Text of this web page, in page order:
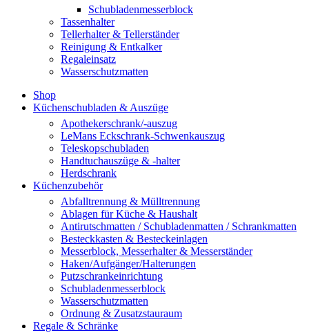
Schubladenmesserblock
Tassenhalter
Tellerhalter & Tellerständer
Reinigung & Entkalker
Regaleinsatz
Wasserschutzmatten
Shop
Küchenschubladen & Auszüge
Apothekerschrank/-auszug
LeMans Eckschrank-Schwenkauszug
Teleskopschubladen
Handtuchauszüge & -halter
Herdschrank
Küchenzubehör
Abfalltrennung & Mülltrennung
Ablagen für Küche & Haushalt
Antirutschmatten / Schubladenmatten / Schrankmatten
Besteckkasten & Besteckeinlagen
Messerblock, Messerhalter & Messerständer
Haken/Aufgänger/Halterungen
Putzschrankeinrichtung
Schubladenmesserblock
Wasserschutzmatten
Ordnung & Zusatzstauraum
Regale & Schränke